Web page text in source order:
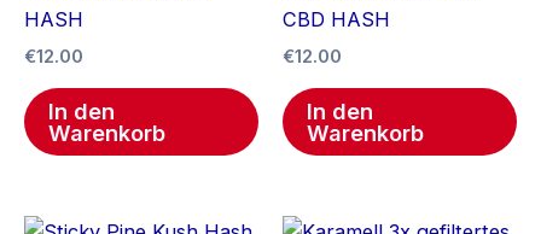
HASH
€12.00
In den
Warenkorb
CBD HASH
€12.00
In den
Warenkorb